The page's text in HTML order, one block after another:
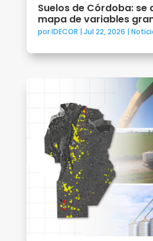
Suelos de Córdoba: se
mapa de variables
porIDECOR | Jul 22, 2026 |